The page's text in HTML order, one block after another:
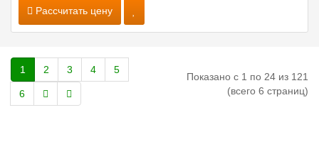
Рассчитать цену
1 2 3 4 5
6
Показано с 1 по 24 из 121
(всего 6 страниц)